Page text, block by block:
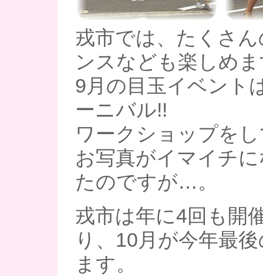
戎市では、たくさ
ンスなども楽しめ
9月の目玉イベント
ーニバル!!
ワークショップを
お写真がイマイチ
たのですが…。
戎市は年に4回も開
り、10月が今年最
ます。